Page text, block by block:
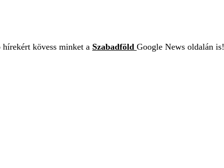
kövess minket a Szabadföld Google News oldalán is!